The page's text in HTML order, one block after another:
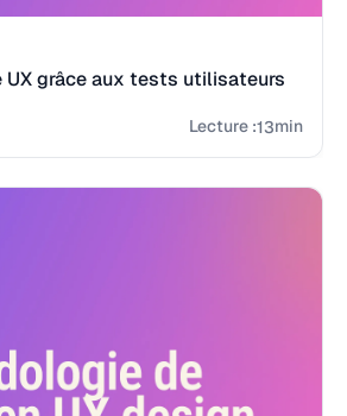
grâce aux tests utilisateurs
Lecture :13min